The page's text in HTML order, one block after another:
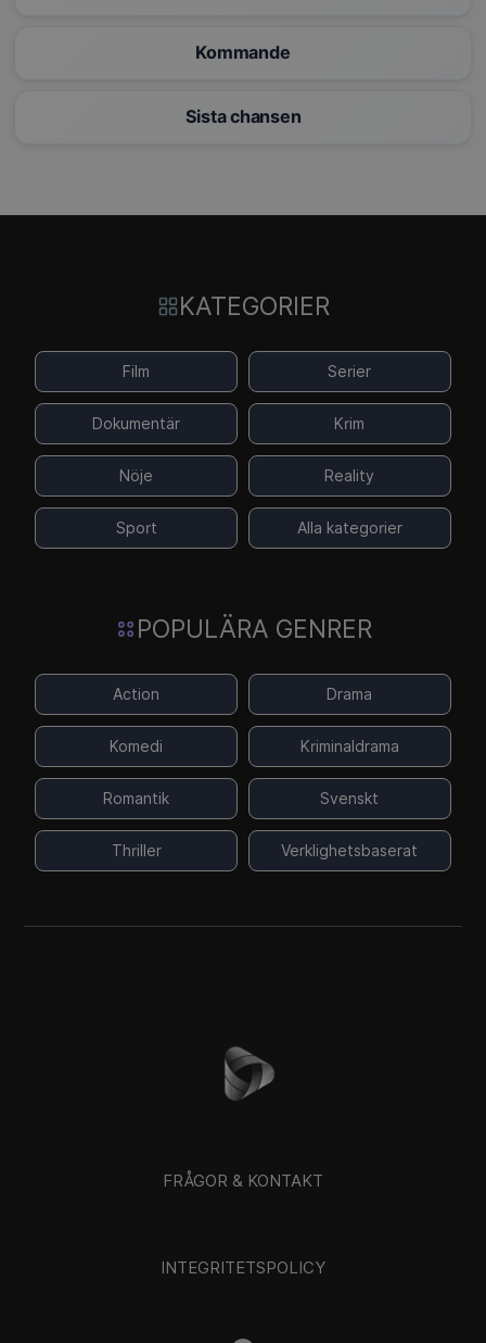
Kommande
Sista chansen
KATEGORIER
Film Serier
Dokumentär Krim
Nöje Reality
Sport Alla kategorier
POPULÄRA GENRER
Action Drama
Komedi Kriminaldrama
Romantik Svenskt
Thriller Verklighetsbaserat
FRÅGOR & KONTAKT
INTEGRITETSPOLICY